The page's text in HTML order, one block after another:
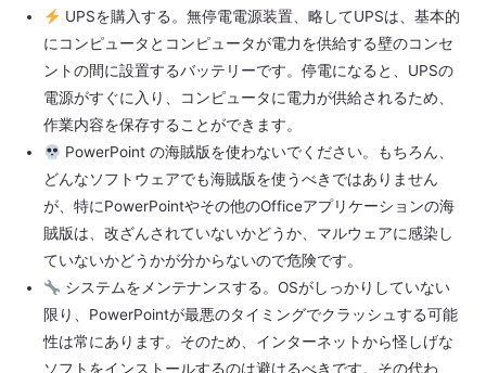
UPSを購入する。無停電電源装置、略してUPSは、基本的
にコンピュータとコンピュータが電力を供給する壁のコンセ
ントの間に設置するバッテリーです。停電になると、UPSの
電源がすぐに入り、コンピュータに電力が供給されるため、
作業内容を保存することができます。
PowerPoint の海賊版を使わないでください。もちろん、
どんなソフトウェアでも海賊版を使うべきではありません
が、特にPowerPointやその他のOfficeアプリケーションの海
賊版は、改ざんされていないかどうか、マルウェアに感染し
ていないかどうかが分からないので危険です。
システムをメンテナンスする。OSがしっかりしていない
限り、PowerPointが最悪のタイミングでクラッシュする可能
性は常にあります。そのため、インターネットから怪しげな
ソフトをインストールするのは避けるべきです。その代わ